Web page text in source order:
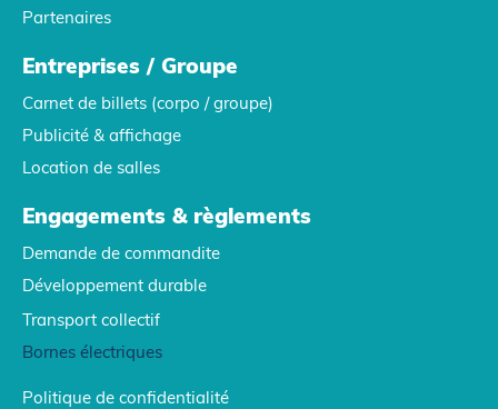
Partenaires
Entreprises / Groupe
Carnet de billets (corpo / groupe)
Publicité & affichage
Location de salles
Engagements & règlements
Demande de commandite
Développement durable
Transport collectif
Bornes électriques
Politique de confidentialité